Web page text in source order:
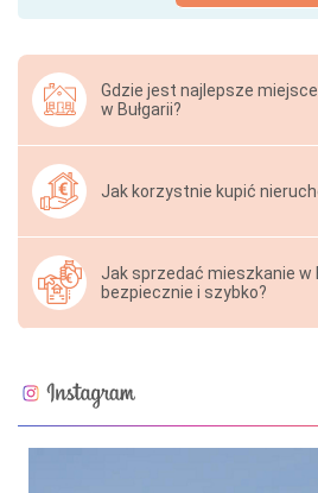
Gdzie jest najlepsze
w Bułgarii?
Jak korzystnie kupić
Jak sprzedać mieszkanie w
bezpiecznie i szybko?